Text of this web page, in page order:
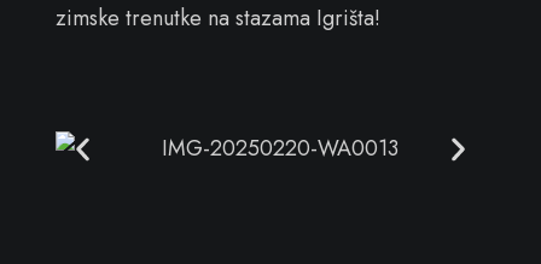
zimske trenutke na stazama Igrišta!